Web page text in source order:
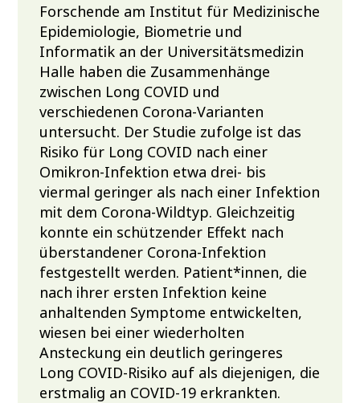
Forschende am Institut für Medizinische
Epidemiologie, Biometrie und
Informatik an der Universitätsmedizin
Halle haben die Zusammenhänge
zwischen Long COVID und
verschiedenen Corona-Varianten
untersucht. Der Studie zufolge ist das
Risiko für Long COVID nach einer
Omikron-Infektion etwa drei- bis
viermal geringer als nach einer Infektion
mit dem Corona-Wildtyp. Gleichzeitig
konnte ein schützender Effekt nach
überstandener Corona-Infektion
festgestellt werden. Patient*innen, die
nach ihrer ersten Infektion keine
anhaltenden Symptome entwickelten,
wiesen bei einer wiederholten
Ansteckung ein deutlich geringeres
Long COVID-Risiko auf als diejenigen, die
erstmalig an COVID-19 erkrankten.